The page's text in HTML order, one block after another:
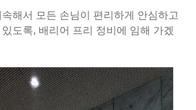
해서 모든 손님이 편리하게 안심하고
도록, 배리어 프리 정비에 임해 가겠